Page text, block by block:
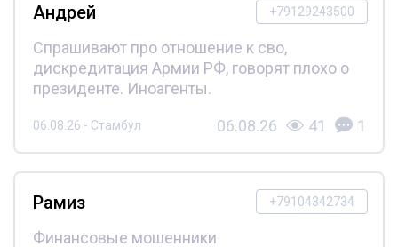
+79129243500
Андрей
Спрашивают про отношение к сво,
дискредитация Армии РФ, говорят плохо о
президенте. Иноагенты.
06.08.26 - Стамбул 06.08.26 41 1
+79104342734
Рамиз
Финансовые мошенники